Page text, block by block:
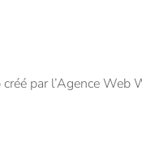
par l’Agence Web